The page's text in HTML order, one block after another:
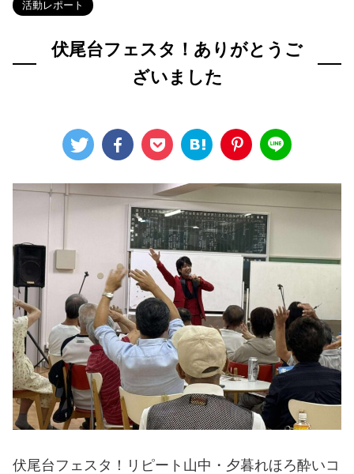
活動レポート
伏尾台フェスタ！ありがとうご
ざいました
伏尾台フェスタ！リピート山中・夕暮れほろ酔いコ